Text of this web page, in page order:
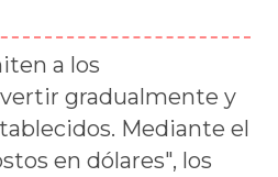
a los
gradualmente y
Mediante el
en dólares", los